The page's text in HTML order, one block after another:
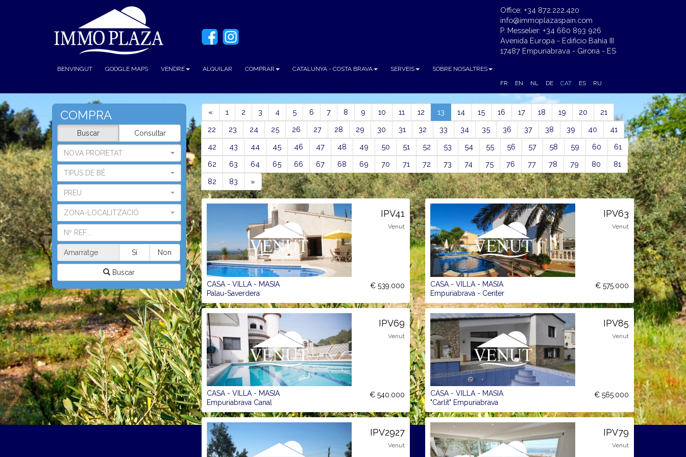
Office: +34 872.222.420
info@immoplazaspain.com
P. Messelier: +34 660 893 926
Avenida Europa - Edificio Bahía III
17487 Empuriabrava - Girona - ES
BENVINGUT GOOGLE MAPS VENDRE ALQUILAR COMPRAR CATALUNYA - COSTA BRAVA SERVEIS
SOBRE NOSALTRES
FR
EN NL DE CAT ES RU
COMPRA
Buscar Consultar
NOVA PROPIETAT
TIPUS DE BÉ
PREU
ZONA-LOCALITZACIÓ
Amarratge Sí Non
Buscar
«Previous
1 2 3 4 5 6 7 8 9 10 11 12 13(current)
14 15 16 17 18 19 20
21
22
23 24 25 26 27 28 29 30 31 32 33 34 35 36 37 38 39 40
41
42
43 44 45 46 47 48 49 50 51 52 53 54 55 56 57 58 59 60
61
62
63 64 65 66 67 68 69 70 71 72 73 74 75 76 77 78 79 80
81
82
83 »Next
IPV41
Venut
CASA - VILLA - MASIA
Palau-Saverdera
€ 539.000
IPV63
Venut
CASA - VILLA - MASIA
Empuriabrava - Center
€ 575.000
IPV69
Venut
CASA - VILLA - MASIA
Empuriabrava Canal
€ 540.000
IPV85
Venut
CASA - VILLA - MASIA
"Carlit" Empuriabrava
€ 565.000
IPV2927
Venut
IPV79
Venut